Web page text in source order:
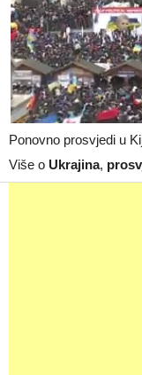
Ponovno prosvjedi u
Više o Ukrajina,